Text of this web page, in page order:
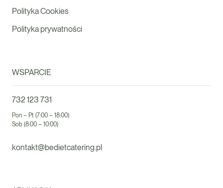
Polityka Cookies
Polityka prywatności
WSPARCIE
732 123 731
Pon – Pt (7:00 – 18:00)
Sob (8:00 – 10:00)
kontakt@bedietcatering.pl